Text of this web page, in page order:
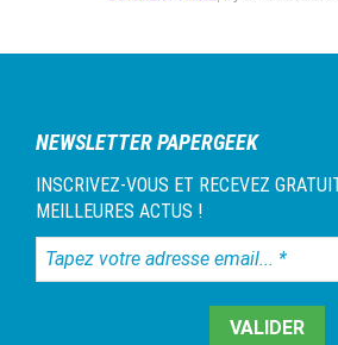
NEWSLETTER PAPERGEEK
INSCRIVEZ-VOUS ET RECEVEZ
MEILLEURES ACTUS !
Tapez
votre